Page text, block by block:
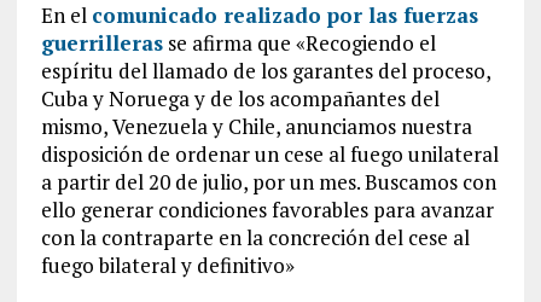
En el comunicado realizado por las fuerzas
guerrillerasse afirma que «Recogiendo el
espíritu del llamado de los garantes del proceso,
Cuba y Noruega y de los acompañantes del
mismo, Venezuela y Chile, anunciamos nuestra
disposición de ordenar un cese al fuego unilateral
a partir del 20 de julio, por un mes. Buscamos con
ello generar condiciones favorables para avanzar
con la contraparte en la concreción del cese al
fuego bilateral y definitivo»